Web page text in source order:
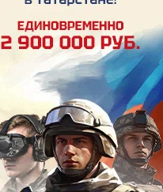
на страницу новости